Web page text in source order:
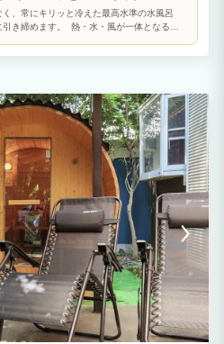
、常にキリッと冷えた最高水準の水風呂
き締めます。 熱・水・風が一体となる、